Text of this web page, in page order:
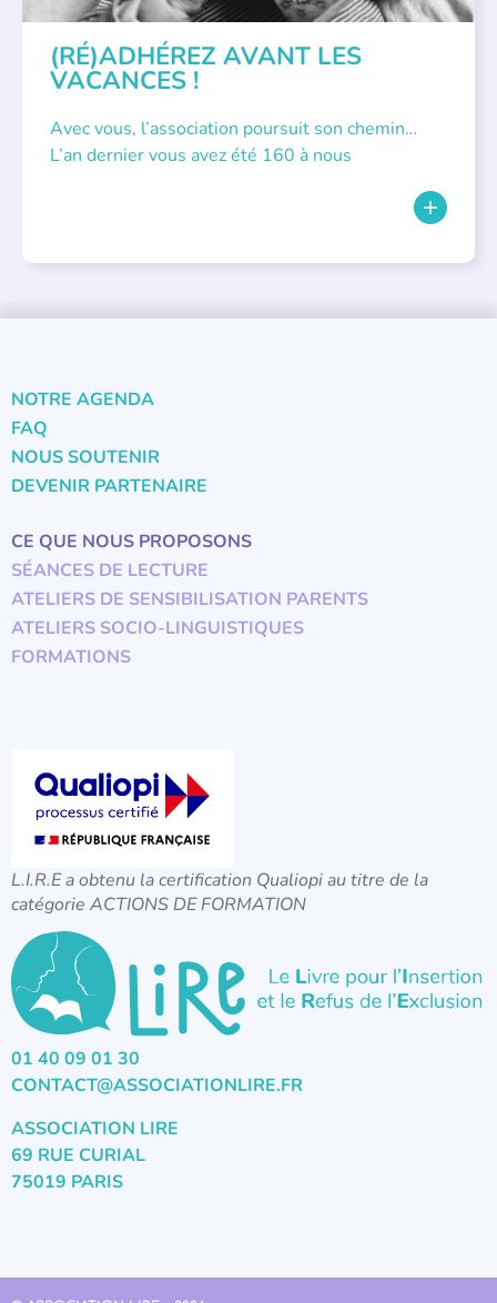
(RÉ)ADHÉREZ AVANT LES
VACANCES !
Avec vous, l’association poursuit son chemin…
L’an dernier vous avez été 160 à nous
NOTRE AGENDA
FAQ
NOUS SOUTENIR
DEVENIR PARTENAIRE
CE QUE NOUS PROPOSONS
SÉANCES DE LECTURE
ATELIERS DE SENSIBILISATION PARENTS
ATELIERS SOCIO-LINGUISTIQUES
FORMATIONS
L.I.R.E a obtenu la certification Qualiopi au titre de la
catégorie ACTIONS DE FORMATION
01 40 09 01 30
CONTACT@ASSOCIATIONLIRE.FR
ASSOCIATION LIRE
69 RUE CURIAL
75019 PARIS